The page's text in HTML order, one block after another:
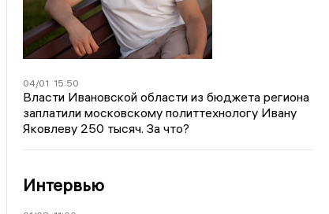
04/01 15:50
Власти Ивановской области из бюджета региона
заплатили московскому политтехнологу Ивану
Яковлеву 250 тысяч. За что?
Интервью